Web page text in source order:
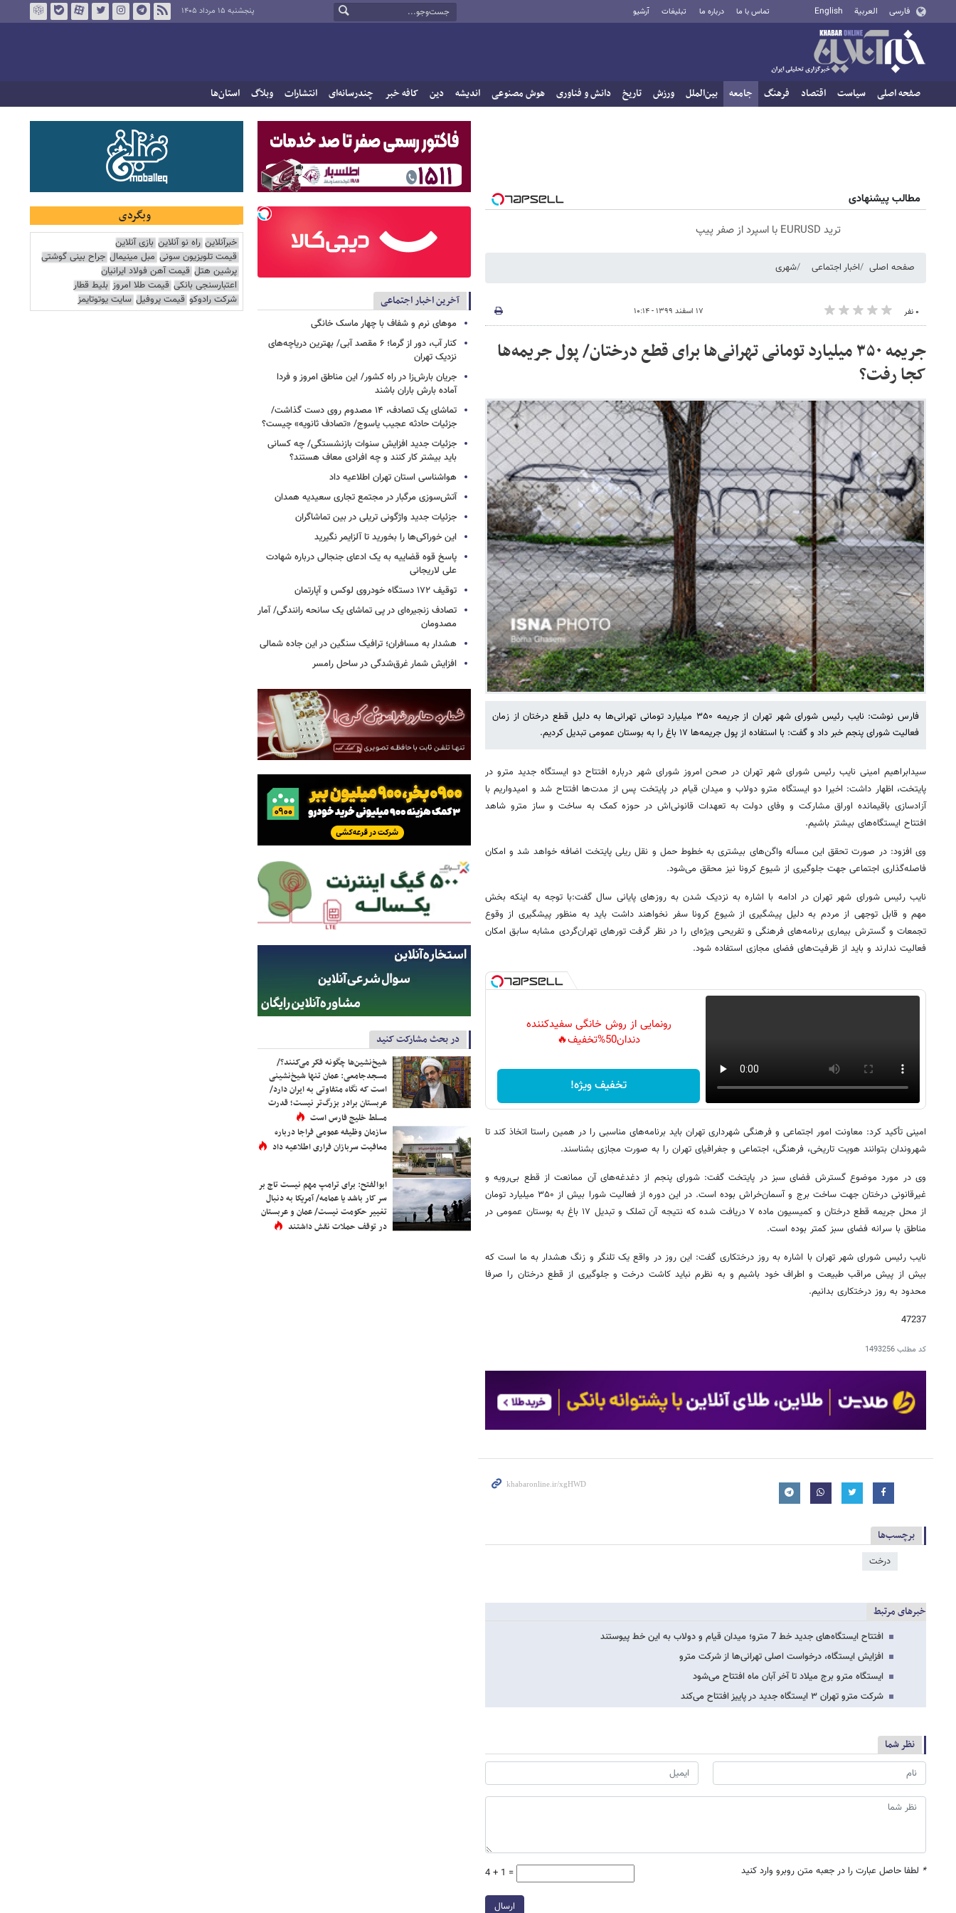
فارسی العربية English تماس با ما درباره ما تبلیغات آرشیو پنجشنبه ۱۵ مرداد ۱۴۰۵
صفحه اصلی سیاست اقتصاد فرهنگ جامعه بین‌الملل ورزش تاریخ دانش و فناوری هوش مصنوعی اندیشه دین کافه خبر چندرسانه‌ای انتشارات وبلاگ استان‌ها
مطالب پیشنهادی
ترید EURUSD با اسپرد از صفر پیپ
صفحه اصلی اخبار اجتماعی شهری
۰ نفر ۱۷ اسفند ۱۳۹۹ - ۱۰:۱۴
جریمه ۳۵۰ میلیارد تومانی تهرانی‌ها برای قطع درختان/ پول جریمه‌ها
کجا رفت؟
فارس نوشت: نایب رئیس شورای شهر تهران از جریمه ۳۵۰ میلیارد تومانی تهرانی‌ها به دلیل قطع درختان از زمان
فعالیت شورای پنجم خبر داد و گفت: با استفاده از پول جریمه‌ها ۱۷ باغ را به بوستان عمومی تبدیل کردیم.
سیدابراهیم امینی نایب رئیس شورای شهر تهران در صحن امروز شورای شهر درباره افتتاح دو ایستگاه جدید مترو در
پایتخت، اظهار داشت: اخیرا دو ایستگاه مترو دولاب و میدان قیام در پایتخت پس از مدت‌ها افتتاح شد و امیدواریم با
آزادسازی باقیمانده اوراق مشارکت و وفای دولت به تعهدات قانونی‌اش در حوزه کمک به ساخت و ساز مترو شاهد
افتتاح ایستگاه‌های بیشتر باشیم.
وی افزود: در صورت تحقق این مسأله واگن‌های بیشتری به خطوط حمل و نقل ریلی پایتخت اضافه خواهد شد و امکان
فاصله‌گذاری اجتماعی جهت جلوگیری از شیوع کرونا نیز محقق می‌شود.
نایب رئیس شورای شهر تهران در ادامه با اشاره به نزدیک شدن به روزهای پایانی سال گفت:‌با توجه به اینکه بخش
مهم و قابل توجهی از مردم به دلیل پیشگیری از شیوع کرونا سفر نخواهند داشت باید به منظور پیشگیری از وقوع
تجمعات و گسترش بیماری برنامه‌های فرهنگی و تفریحی ویژه‌ای را در نظر گرفت تورهای تهران‌گردی مشابه سابق امکان
فعالیت ندارند و باید از ظرفیت‌های فضای مجازی استفاده شود.
رونمایی از روش خانگی سفیدکننده
دندان50%تخفیف🔥
تخفیف ویژه!
امینی تأکید کرد: معاونت امور اجتماعی و فرهنگی شهرداری تهران باید برنامه‌های مناسبی را در همین راستا اتخاذ کند تا
شهروندان بتوانند هویت تاریخی، فرهنگی، اجتماعی و جغرافیای تهران را به صورت مجازی بشناسند.
وی در مورد موضوع گسترش فضای سبز در پایتخت گفت: شورای پنجم از دغدغه‌های آن ممانعت از قطع بی‌رویه و
غیرقانونی درختان جهت ساخت برج و آسمان‌خراش بوده است. در این دوره از فعالیت شورا بیش از ۳۵۰ میلیارد تومان
از محل جریمه قطع درختان و کمیسیون ماده ۷ دریافت شده که نتیجه آن تملک و تبدیل ۱۷ باغ به بوستان عمومی در
مناطق با سرانه فضای سبز کمتر بوده است.
نایب رئیس شورای شهر تهران با اشاره به روز درختکاری گفت: این روز در واقع یک تلنگر و زنگ هشدار به ما است که
بیش از پیش مراقب طبیعت و اطراف خود باشیم و به نظرم نباید کاشت درخت و جلوگیری از قطع درختان را صرفا
محدود به روز درختکاری بدانیم.
47237
کد مطلب1493256
برچسب‌ها
درخت
خبرهای مرتبط
افتتاح ایستگاه‌های جدید خط 7 مترو؛ میدان قیام و دولاب به این خط پیوستند
افزایش ایستگاه، درخواست اصلی تهرانی‌ها از شرکت مترو
ایستگاه مترو برج میلاد تا آخر آبان ماه افتتاح می‌شود
شرکت مترو تهران ۳ ایستگاه جدید در پاییز افتتاح می‌کند
نظر شما
* لطفا حاصل عبارت را در جعبه متن روبرو وارد کنید 4 + 1 =
ارسال
آخرین اخبار اجتماعی
موهای نرم و شفاف با چهار ماسک خانگی
کنار آب، دور از گرما؛ ۶ مقصد آبی/ بهترین دریاچه‌های
نزدیک تهران
جریان بارش‌زا در راه کشور/ این مناطق امروز و فردا
آماده بارش باران باشند
تماشای یک تصادف، ۱۴ مصدوم روی دست گذاشت/
جزئیات حادثه عجیب یاسوج/ «تصادف ثانویه» چیست؟
جزئیات جدید افزایش سنوات بازنشستگی/ چه کسانی
باید بیشتر کار کنند و چه افرادی معاف هستند؟
هواشناسی استان تهران اطلاعیه داد
آتش‌سوزی مرگبار در مجتمع تجاری سعیدیه همدان
جزئیات جدید واژگونی تریلی در بین تماشاگران
این خوراکی‌ها را بخورید تا آلزایمر نگیرید
پاسخ قوه قضاییه به یک ادعای جنجالی درباره شهادت
علی لاریجانی
توقیف ۱۷۲ دستگاه خودروی لوکس و آپارتمان
تصادف زنجیره‌ای در پی تماشای یک سانحه رانندگی/ آمار
مصدومان
هشدار به مسافران؛ ترافیک سنگین در این جاده شمالی
افزایش شمار غرق‌شدگی در ساحل رامسر
در بحث مشارکت کنید
شیخ‌نشین‌ها چگونه فکر می‌کنند؟/
مسجدجامعی: عمان تنها شیخ‌نشینی
است که نگاه متفاوتی به ایران دارد/
عربستان برادر بزرگ‌تر نیست؛ قدرت
مسلط خلیج فارس است
سازمان وظیفه عمومی فراجا درباره
معافیت سربازان فراری اطلاعیه داد
ابوالفتح: برای ترامپ مهم نیست تاج بر
سر کار باشد یا عمامه/ آمریکا به دنبال
تغییر حکومت نیست/ عمان و عربستان
در توقف حملات نقش داشتند
وبگردی
خبرآنلاین راه نو آنلاین بازی آنلاین
قیمت تلویزیون سونی مبل مینیمال جراح بینی گوشتی
پرشین هتل قیمت آهن فولاد ایرانیان
اعتبارسنجی بانکی قیمت طلا امروز بلیط قطار
شرکت رادوکو قیمت پروفیل سایت یوتوتایمز